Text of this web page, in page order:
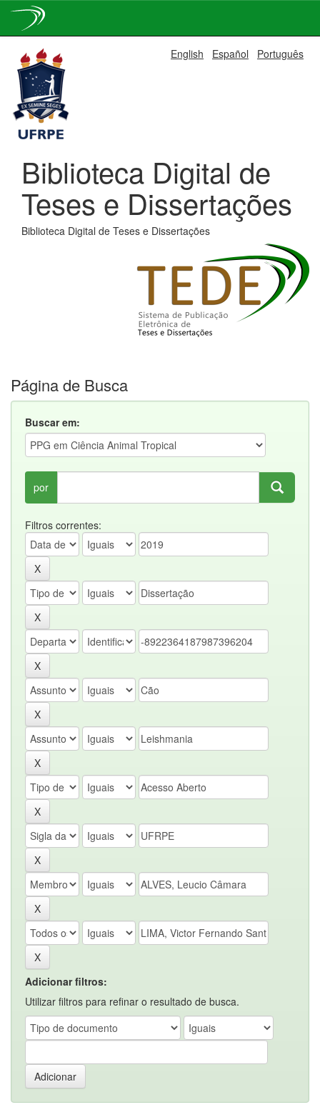
navigation
English Español Português
Biblioteca Digital de
Teses e Dissertações
Biblioteca Digital de Teses e Dissertações
Página de Busca
Buscar em:
por
Filtros correntes:
Adicionar filtros:
Utilizar filtros para refinar o resultado de busca.